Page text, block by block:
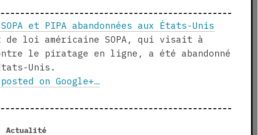
et PIPA abandonnées aux États-Unis
de loi américaine SOPA, qui visait à
le piratage en ligne, a été abandonné
Unis.
on Google+…
Actualité